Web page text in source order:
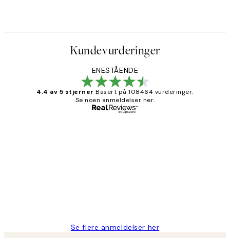
Kundevurderinger
ENESTÅENDE
4.4 av 5 stjerner Basert på 108464 vurderinger.
Se noen anmeldelser her.
Se flere anmeldelser her